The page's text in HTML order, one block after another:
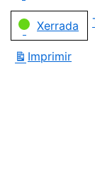
Xerrada
Imprimir